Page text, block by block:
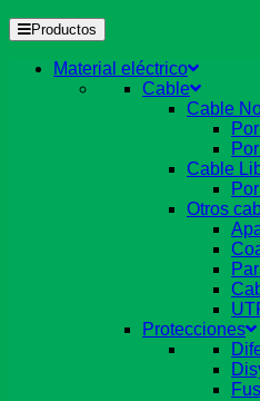
Productos
Material eléctrico
Cable
Cable
Cable
Otros
Protecciones